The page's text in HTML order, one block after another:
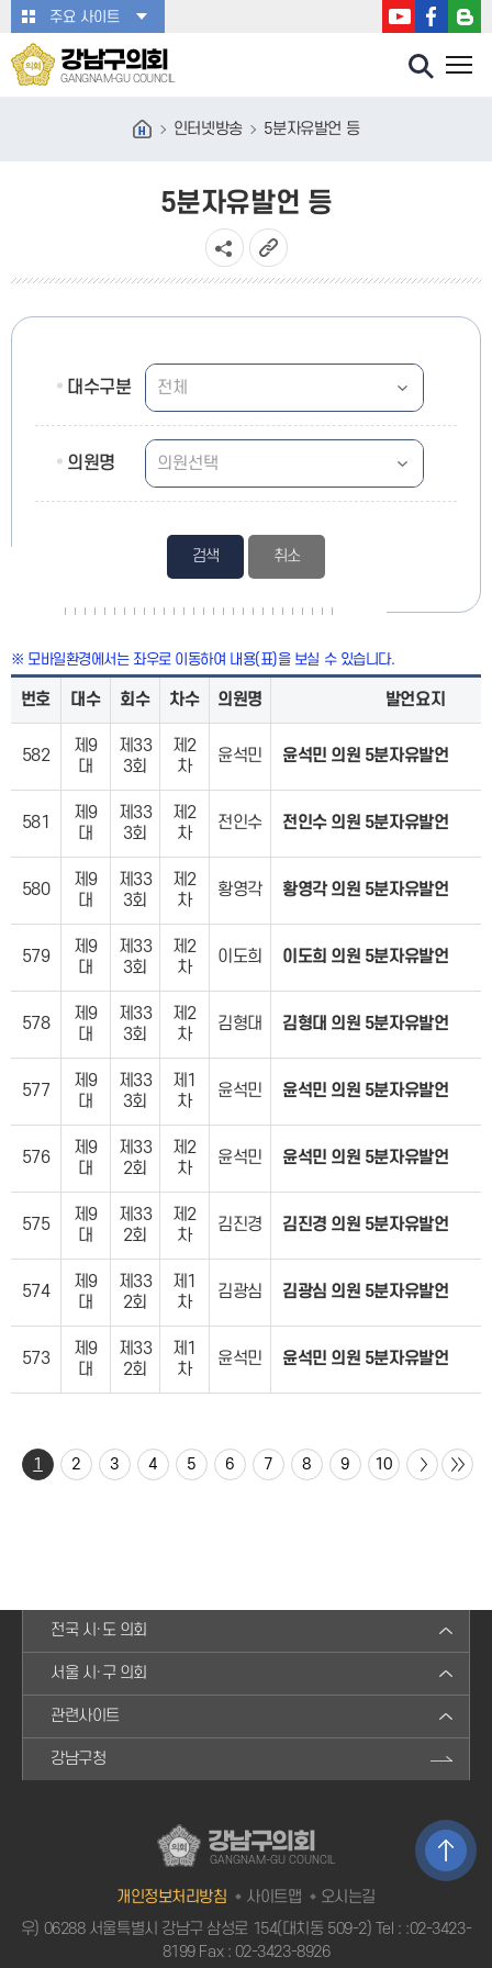
본문바로가기주요 사이트
강남구의회
GANGNAM-GU COUNCIL
인터넷방송 5분자유발언 등
5분자유발언 등
대수구분
의원명
검색
※ 모바일환경에서는 좌우로 이동하여 내용(표)을 보실 수 있습니다.
번호 대수 회수 차수 의원명 발언요지
582
제9
대
제33
3회
제2
차
윤석민 윤석민 의원 5분자유발언
581
제9
대
제33
3회
제2
차
전인수 전인수 의원 5분자유발언
580
제9
대
제33
3회
제2
차
황영각 황영각 의원 5분자유발언
579
제9
대
제33
3회
제2
차
이도희 이도희 의원 5분자유발언
578
제9
대
제33
3회
제2
차
김형대 김형대 의원 5분자유발언
577
제9
대
제33
3회
제1
차
윤석민 윤석민 의원 5분자유발언
576
제9
대
제33
2회
제2
차
윤석민 윤석민 의원 5분자유발언
575
제9
대
제33
2회
제2
차
김진경 김진경 의원 5분자유발언
574
제9
대
제33
2회
제1
차
김광심 김광심 의원 5분자유발언
573
제9
대
제33
2회
제1
차
윤석민 윤석민 의원 5분자유발언
1 2 3 4 5 6 7 8 9 10
전국 시·도 의회
서울 시·구 의회
관련사이트
강남구청
강남구의회
GANGNAM-GU COUNCIL
개인정보처리방침 사이트맵
오시는길
우) 06288 서울특별시 강남구 삼성로 154(대치동 509-2) Tel : :02-3423-
8199Fax : 02-3423-8926